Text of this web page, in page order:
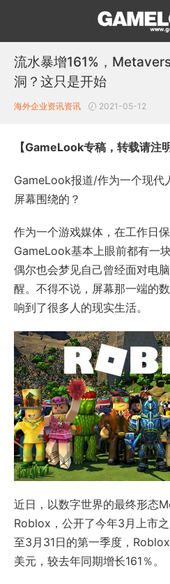
流水暴增161%，
洞？这只是开始
海外企业资讯资讯 2021-05-12
【GameLook专稿，转载请注
GameLook报道/作为一个现代
屏幕围绕的？
作为一个游戏媒体，在工作日
GameLook基本上眼前都有一
偶尔也会梦见自己曾经面对电
醒。不得不说，屏幕那一端的
响到了很多人的现实生活。
近日，以数字世界的最终形态
Roblox，公开了今年3月上市
至3月31日的第一季度，
美元，较去年同期增长161％。